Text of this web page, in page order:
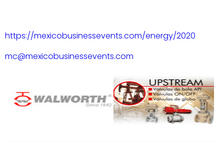
https://mexicobusinessevents.com/energy/2020
mc@mexicobusinessevents.com